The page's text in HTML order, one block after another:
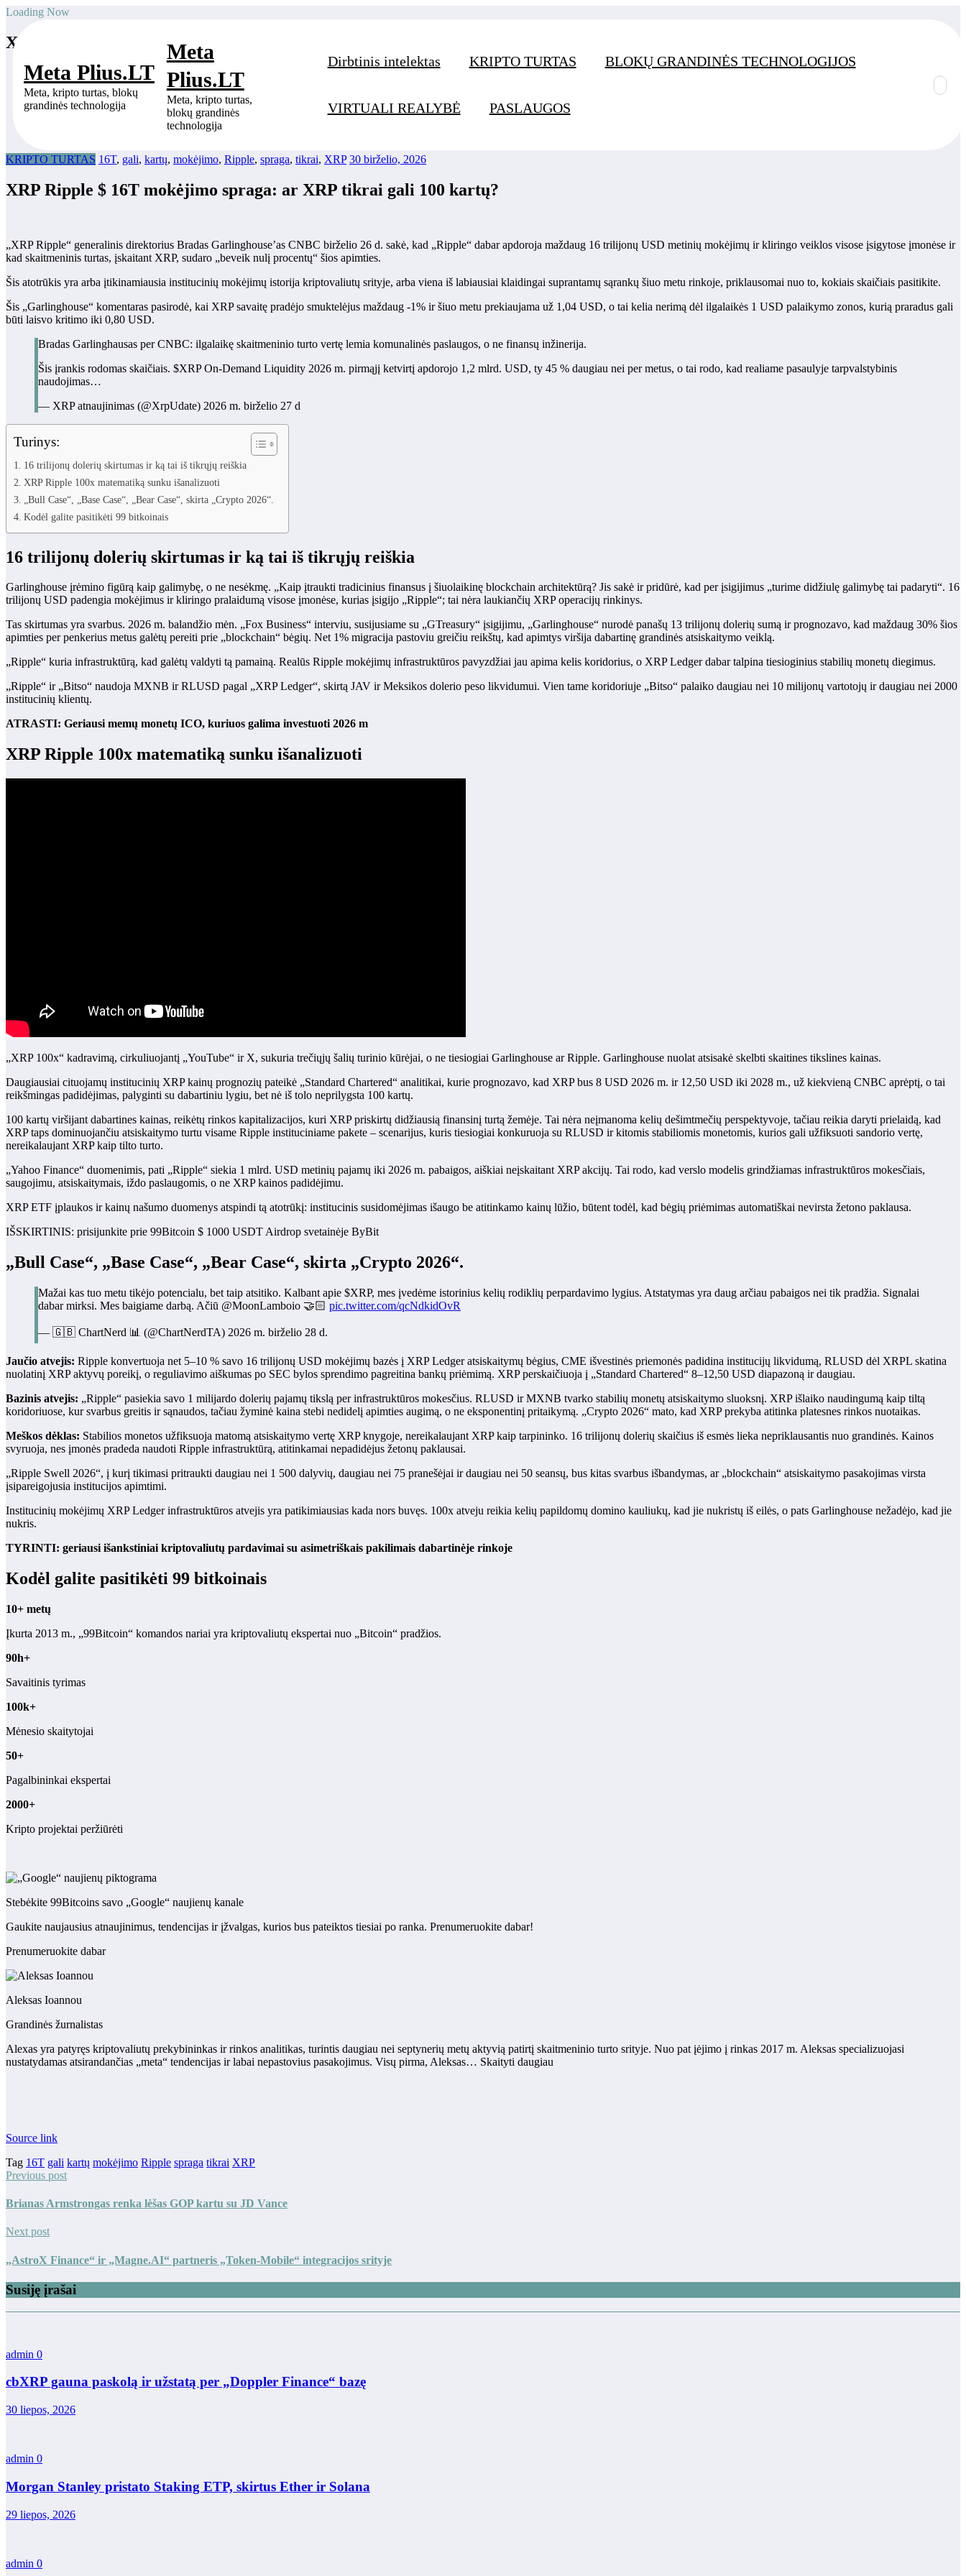
Skip
content
Loading Now
Meta Plius.LT
Meta, kripto turtas, blokų
grandinės technologija
Meta
Plius.LT
Meta, kripto turtas,
blokų grandinės
technologija
Dirbtinis intelektas KRIPTO TURTAS BLOKŲ GRANDINĖS TECHNOLOGIJOS
VIRTUALI REALYBĖ PASLAUGOS
XRP Ripple $ 16T mokėjimo spraga: ar XRP tikrai gali 100 kartų?
Home
KRIPTO TURTAS
XRP Ripple $ 16T mokėjimo spraga: ar XRP tikrai gali 100 kartų?
KRIPTO TURTAS 16T, gali, kartų, mokėjimo, Ripple, spraga, tikrai, XRP 30 birželio, 2026
XRP Ripple $ 16T mokėjimo spraga: ar XRP tikrai gali 100 kartų?
„XRP Ripple“ generalinis direktorius Bradas Garlinghouse’as CNBC birželio 26 d. sakė, kad „Ripple“ dabar apdoroja maždaug 16 trilijonų USD metinių mokėjimų ir kliringo veiklos visose įsigytose įmonėse ir
kad skaitmeninis turtas, įskaitant XRP, sudaro „beveik nulį procentų“ šios apimties.
Šis atotrūkis yra arba įtikinamiausia institucinių mokėjimų istorija kriptovaliutų srityje, arba viena iš labiausiai klaidingai suprantamų sąrankų šiuo metu rinkoje, priklausomai nuo to, kokiais skaičiais pasitikite.
Šis „Garlinghouse“ komentaras pasirodė, kai XRP savaitę pradėjo smuktelėjus maždaug -1% ir šiuo metu prekiaujama už 1,04 USD, o tai kelia nerimą dėl ilgalaikės 1 USD palaikymo zonos, kurią praradus gali
būti laisvo kritimo iki 0,80 USD.
Bradas Garlinghausas per CNBC: ilgalaikę skaitmeninio turto vertę lemia komunalinės paslaugos, o ne finansų inžinerija.
Šis įrankis rodomas skaičiais. $XRP On-Demand Liquidity 2026 m. pirmąjį ketvirtį apdorojo 1,2 mlrd. USD, ty 45 % daugiau nei per metus, o tai rodo, kad realiame pasaulyje tarpvalstybinis
naudojimas…
— XRP atnaujinimas (@XrpUdate) 2026 m. birželio 27 d
Turinys:
16 trilijonų dolerių skirtumas ir ką tai iš tikrųjų reiškia
XRP Ripple 100x matematiką sunku išanalizuoti
„Bull Case“, „Base Case“, „Bear Case“, skirta „Crypto 2026“.
Kodėl galite pasitikėti 99 bitkoinais
16 trilijonų dolerių skirtumas ir ką tai iš tikrųjų reiškia
Garlinghouse įrėmino figūrą kaip galimybę, o ne nesėkmę. „Kaip įtraukti tradicinius finansus į šiuolaikinę blockchain architektūrą? Jis sakė ir pridūrė, kad per įsigijimus „turime didžiulę galimybę tai padaryti“. 16
trilijonų USD padengia mokėjimus ir kliringo pralaidumą visose įmonėse, kurias įsigijo „Ripple“; tai nėra laukiančių XRP operacijų rinkinys.
Tas skirtumas yra svarbus. 2026 m. balandžio mėn. „Fox Business“ interviu, susijusiame su „GTreasury“ įsigijimu, „Garlinghouse“ nurodė panašų 13 trilijonų dolerių sumą ir prognozavo, kad maždaug 30% šios
apimties per penkerius metus galėtų pereiti prie „blockchain“ bėgių. Net 1% migracija pastoviu greičiu reikštų, kad apimtys viršija dabartinę grandinės atsiskaitymo veiklą.
„Ripple“ kuria infrastruktūrą, kad galėtų valdyti tą pamainą. Realūs Ripple mokėjimų infrastruktūros pavyzdžiai jau apima kelis koridorius, o XRP Ledger dabar talpina tiesioginius stabilių monetų diegimus.
„Ripple“ ir „Bitso“ naudoja MXNB ir RLUSD pagal „XRP Ledger“, skirtą JAV ir Meksikos dolerio peso likvidumui. Vien tame koridoriuje „Bitso“ palaiko daugiau nei 10 milijonų vartotojų ir daugiau nei 2000
institucinių klientų.
ATRASTI: Geriausi memų monetų ICO, kuriuos galima investuoti 2026 m
XRP Ripple 100x matematiką sunku išanalizuoti
„XRP 100x“ kadravimą, cirkuliuojantį „YouTube“ ir X, sukuria trečiųjų šalių turinio kūrėjai, o ne tiesiogiai Garlinghouse ar Ripple. Garlinghouse nuolat atsisakė skelbti skaitines tikslines kainas.
Daugiausiai cituojamų institucinių XRP kainų prognozių pateikė „Standard Chartered“ analitikai, kurie prognozavo, kad XRP bus 8 USD 2026 m. ir 12,50 USD iki 2028 m., už kiekvieną CNBC aprėptį, o tai
reikšmingas padidėjimas, palyginti su dabartiniu lygiu, bet nė iš tolo neprilygsta 100 kartų.
100 kartų viršijant dabartines kainas, reikėtų rinkos kapitalizacijos, kuri XRP priskirtų didžiausią finansinį turtą žemėje. Tai nėra neįmanoma kelių dešimtmečių perspektyvoje, tačiau reikia daryti prielaidą, kad
XRP taps dominuojančiu atsiskaitymo turtu visame Ripple instituciniame pakete – scenarijus, kuris tiesiogiai konkuruoja su RLUSD ir kitomis stabiliomis monetomis, kurios gali užfiksuoti sandorio vertę,
nereikalaujant XRP kaip tilto turto.
„Yahoo Finance“ duomenimis, pati „Ripple“ siekia 1 mlrd. USD metinių pajamų iki 2026 m. pabaigos, aiškiai neįskaitant XRP akcijų. Tai rodo, kad verslo modelis grindžiamas infrastruktūros mokesčiais,
saugojimu, atsiskaitymais, iždo paslaugomis, o ne XRP kainos padidėjimu.
XRP ETF įplaukos ir kainų našumo duomenys atspindi tą atotrūkį: institucinis susidomėjimas išaugo be atitinkamo kainų lūžio, būtent todėl, kad bėgių priėmimas automatiškai nevirsta žetono paklausa.
IŠSKIRTINIS: prisijunkite prie 99Bitcoin $ 1000 USDT Airdrop svetainėje ByBit
„Bull Case“, „Base Case“, „Bear Case“, skirta „Crypto 2026“.
Mažai kas tuo metu tikėjo potencialu, bet taip atsitiko. Kalbant apie $XRP, mes įvedėme istorinius kelių rodiklių perpardavimo lygius. Atstatymas yra daug arčiau pabaigos nei tik pradžia. Signalai
dabar mirksi. Mes baigiame darbą. Ačiū @MoonLamboio 🤝🏻 pic.twitter.com/qcNdkidOvR
— 🇬🇧 ChartNerd 📊 (@ChartNerdTA) 2026 m. birželio 28 d.
Jaučio atvejis: Ripple konvertuoja net 5–10 % savo 16 trilijonų USD mokėjimų bazės į XRP Ledger atsiskaitymų bėgius, CME išvestinės priemonės padidina institucijų likvidumą, RLUSD dėl XRPL skatina
nuolatinį XRP aktyvų poreikį, o reguliavimo aiškumas po SEC bylos sprendimo pagreitina bankų priėmimą. XRP perskaičiuoja į „Standard Chartered“ 8–12,50 USD diapazoną ir daugiau.
Bazinis atvejis: „Ripple“ pasiekia savo 1 milijardo dolerių pajamų tikslą per infrastruktūros mokesčius. RLUSD ir MXNB tvarko stabilių monetų atsiskaitymo sluoksnį. XRP išlaiko naudingumą kaip tiltą
koridoriuose, kur svarbus greitis ir sąnaudos, tačiau žyminė kaina stebi nedidelį apimties augimą, o ne eksponentinį pritaikymą. „Crypto 2026“ mato, kad XRP prekyba atitinka platesnes rinkos nuotaikas.
Meškos dėklas: Stabilios monetos užfiksuoja matomą atsiskaitymo vertę XRP knygoje, nereikalaujant XRP kaip tarpininko. 16 trilijonų dolerių skaičius iš esmės lieka nepriklausantis nuo grandinės. Kainos
svyruoja, nes įmonės pradeda naudoti Ripple infrastruktūrą, atitinkamai nepadidėjus žetonų paklausai.
„Ripple Swell 2026“, į kurį tikimasi pritraukti daugiau nei 1 500 dalyvių, daugiau nei 75 pranešėjai ir daugiau nei 50 seansų, bus kitas svarbus išbandymas, ar „blockchain“ atsiskaitymo pasakojimas virsta
įsipareigojusia institucijos apimtimi.
Institucinių mokėjimų XRP Ledger infrastruktūros atvejis yra patikimiausias kada nors buvęs. 100x atveju reikia kelių papildomų domino kauliukų, kad jie nukristų iš eilės, o pats Garlinghouse nežadėjo, kad jie
nukris.
TYRINTI: geriausi išankstiniai kriptovaliutų pardavimai su asimetriškais pakilimais dabartinėje rinkoje
Kodėl galite pasitikėti 99 bitkoinais
10+ metų
Įkurta 2013 m., „99Bitcoin“ komandos nariai yra kriptovaliutų ekspertai nuo „Bitcoin“ pradžios.
90h+
Savaitinis tyrimas
100k+
Mėnesio skaitytojai
50+
Pagalbininkai ekspertai
2000+
Kripto projektai peržiūrėti
Stebėkite 99Bitcoins savo „Google“ naujienų kanale
Gaukite naujausius atnaujinimus, tendencijas ir įžvalgas, kurios bus pateiktos tiesiai po ranka. Prenumeruokite dabar!
Prenumeruokite dabar
Aleksas Ioannou
Grandinės žurnalistas
Alexas yra patyręs kriptovaliutų prekybininkas ir rinkos analitikas, turintis daugiau nei septynerių metų aktyvią patirtį skaitmeninio turto srityje. Nuo pat įėjimo į rinkas 2017 m. Aleksas specializuojasi
nustatydamas atsirandančias „meta“ tendencijas ir labai nepastovius pasakojimus. Visų pirma, Aleksas… Skaityti daugiau
Source link
Tag 16T gali kartų mokėjimo Ripple spraga tikrai XRP
Previous post
Brianas Armstrongas renka lėšas GOP kartu su JD Vance
Next post
„AstroX Finance“ ir „Magne.AI“ partneris „Token-Mobile“ integracijos srityje
Susiję įrašai
admin 0
cbXRP gauna paskolą ir užstatą per „Doppler Finance“ bazę
30 liepos, 2026
admin 0
Morgan Stanley pristato Staking ETP, skirtus Ether ir Solana
29 liepos, 2026
admin 0